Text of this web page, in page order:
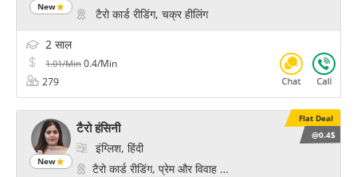
New
टैरो कार्ड रीडिंग, चक्र हीलिंग
2 साल
1.01/Min 0.4/Min
279
Flat Deal
@0.4$
New
टैरो हंसिनी
इंग्लिश, हिंदी
टैरो कार्ड रीडिंग, प्रेम और विवाह के मंत्र